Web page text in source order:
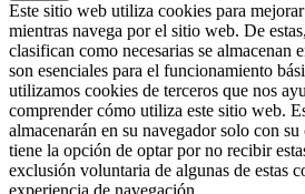
Este sitio web utiliza cookies para
mientras navega por el sitio web. De
clasifican como necesarias se almacenan
son esenciales para el funcionamiento
utilizamos cookies de terceros que nos
comprender cómo utiliza este sitio web.
almacenarán en su navegador solo con
tiene la opción de optar por no recibir
exclusión voluntaria de algunas de estas